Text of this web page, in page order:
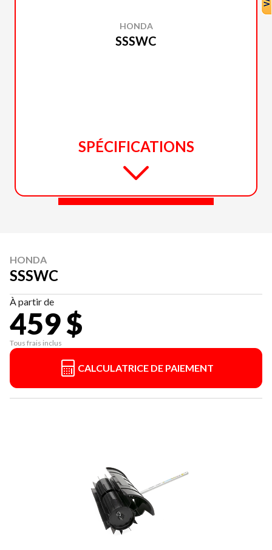
HONDA
SSSWC
SPÉCIFICATIONS
HONDA
SSSWC
À partir de
459 $
Tous frais inclus
CALCULATRICE DE PAIEMENT